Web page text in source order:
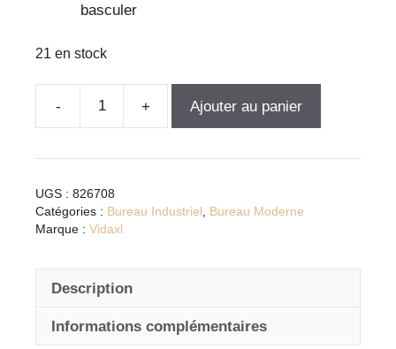
basculer
21 en stock
quantité
Bureau
marron
d'ingénierie
au
Ajouter au panier
UGS : 826708
Catégories : Bureau Industriel , Bureau Moderne
Marque : Vidaxl
Description
Informations complémentaires